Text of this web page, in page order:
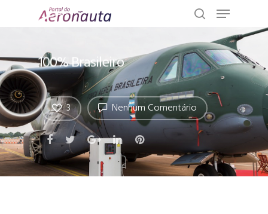
100% Brasileiro
Nenhum Comentário
3